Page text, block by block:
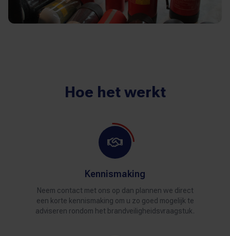
Hoe het werkt
Kennismaking
Neem contact met ons op dan plannen we direct
een korte kennismaking om u zo goed mogelijk te
adviseren rondom het brandveiligheidsvraagstuk.